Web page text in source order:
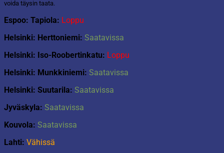
määrä
voida täysin taata.
Espoo: Tapiola: Loppu
Helsinki: Herttoniemi: Saatavissa
Helsinki: Iso-Roobertinkatu: Loppu
Helsinki: Munkkiniemi: Saatavissa
Helsinki: Suutarila: Saatavissa
Jyväskyla: Saatavissa
Kouvola: Saatavissa
Lahti: Vähissä